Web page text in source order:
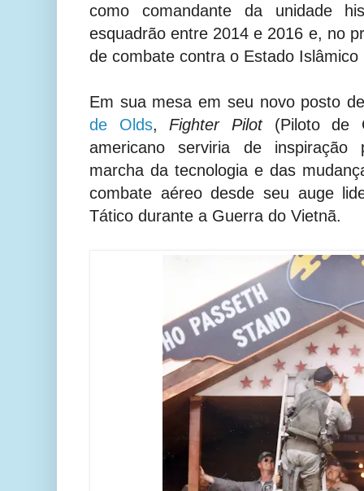
como comandante da unidade
esquadrão entre 2014 e 2016 e, no
de combate contra o Estado
Em sua mesa em seu novo posto
de Olds,Fighter Pilot(Piloto de
americano serviria de
marcha da tecnologia e das
combate aéreo desde seu auge
Tático durante a Guerra do Vietnã.